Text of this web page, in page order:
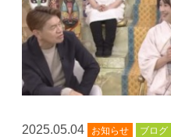
2025.05.04 お知らせ ブログ